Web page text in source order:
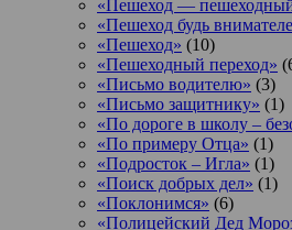
«Пешеход — пешеходный
«Пешеход будь
«Пешеход» (10)
«Пешеходный переход»
«Письмо водителю» (3)
«Письмо защитнику» (1)
«По дороге в школу –
«По примеру Отца» (1)
«Подросток ‒ Игла» (1)
«Поиск добрых дел» (1)
«Поклонимся» (6)
«Полицейский Дед